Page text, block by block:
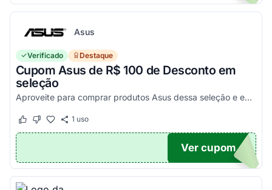
Asus
Verificado Destaque
Cupom Asus de R$ 100 de Desconto em
seleção
Aproveite para comprar produtos Asus dessa seleção e economize! - E1504FA-NJ1287
Este cupom funcionou
Este cupom não funcionou
1 uso
100
Ver cupom